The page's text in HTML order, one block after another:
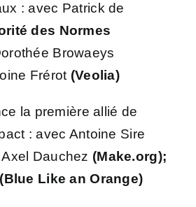
: avec Patrick de
des Normes
Browaeys
Frérot(Veolia)
la première allié de
: avec Antoine Sire
Axel Dauchez (Make.org);
(Blue Like an Orange)